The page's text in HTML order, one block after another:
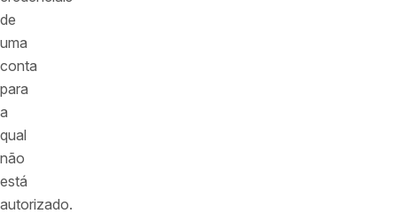
de
uma
conta
para
a
qual
não
está
autorizado.